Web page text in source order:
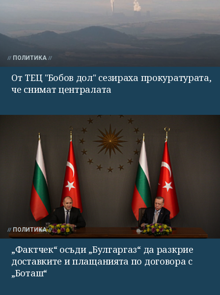
ПОЛИТИКА
От ТЕЦ "Бобов дол" сезираха прокуратурата,
че снимат централата
ПОЛИТИКА
„Фактчек“ осъди „Булгаргаз“ да разкрие
доставките и плащанията по договора с
„Боташ“